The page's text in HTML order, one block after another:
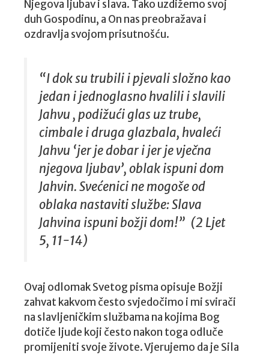
Njegova ljubav i slava. Tako uzdižemo svoj
duh Gospodinu, a On nas preobražava i
ozdravlja svojom prisutnošću.
“I dok su trubili i pjevali složno kao
jedan i jednoglasno hvalili i slavili
Jahvu , podižući glas uz trube,
cimbale i druga glazbala, hvaleći
Jahvu ‘jer je dobar i jer je vječna
njegova ljubav’, oblak ispuni dom
Jahvin. Svećenici ne mogoše od
oblaka nastaviti službe: Slava
Jahvina ispuni božji dom!” (2 Ljet
5, 11-14)
Ovaj odlomak Svetog pisma opisuje Božji
zahvat kakvom često svjedočimo i mi svirači
na slavljeničkim službama na kojima Bog
dotiče ljude koji često nakon toga odluče
promijeniti svoje živote. Vjerujemo da je Sila